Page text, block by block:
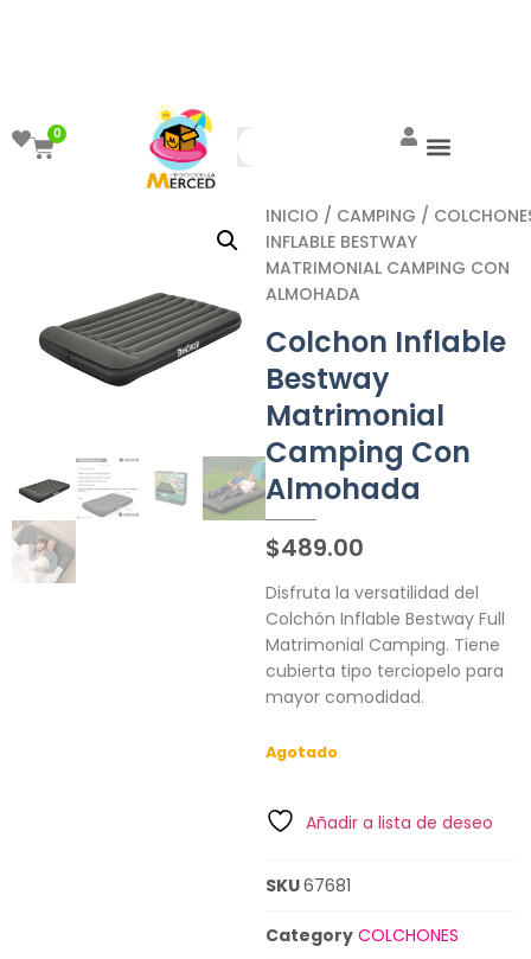
0
INICIO / CAMPING /
INFLABLE BESTWAY
MATRIMONIAL CAMPING CON
ALMOHADA
Colchon Inflable
Bestway
Matrimonial
Camping Con
Almohada
$489.00
Disfruta la versatilidad del
Colchón Inflable Bestway Full
Matrimonial Camping. Tiene
cubierta tipo terciopelo para
mayor comodidad.
Agotado
Añadir a lista de deseo
SKU67681
Category COLCHONES